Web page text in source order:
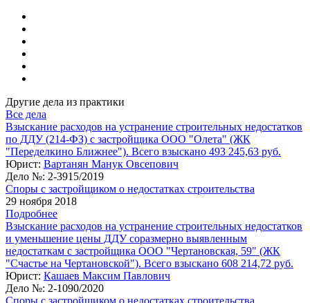
Другие дела из практики
Все дела
Взыскание расходов на устранение строительных недостатков
по ДДУ (214-ФЗ) с застройщика ООО "Олета" (ЖК
"Переделкино Ближнее"). Всего взыскано 493 245,63 руб.
Юрист: Вартанян Манук Овсепович
Дело №: 2-3915/2019
Споры с застройщиком о недостатках строительства
29 ноября 2018
Подробнее
Взыскание расходов на устранение строительных недостатков
и уменьшение цены ДДУ соразмерно выявленным
недостаткам с застройщика ООО "Чертановская, 59" (ЖК
"Счастье на Чертановской"). Всего взыскано 608 214,72 руб.
Юрист: Кашаев Максим Павлович
Дело №: 2-1090/2020